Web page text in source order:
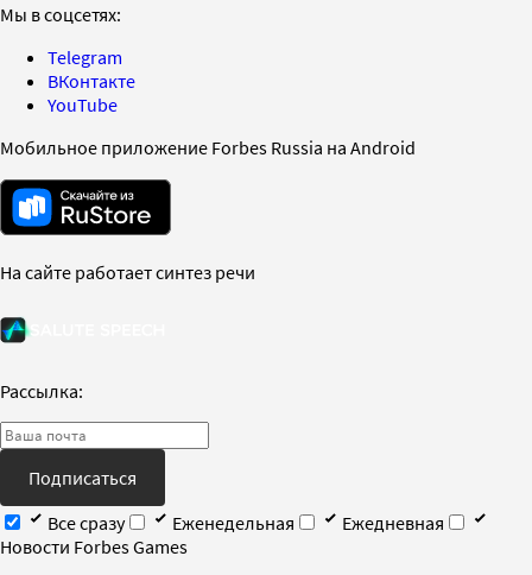
Мы в соцсетях:
Telegram
ВКонтакте
YouTube
Мобильное приложение Forbes Russia на Android
На сайте работает синтез речи
Рассылка:
Подписаться
Все сразу
Еженедельная
Ежедневная
Новости Forbes Games